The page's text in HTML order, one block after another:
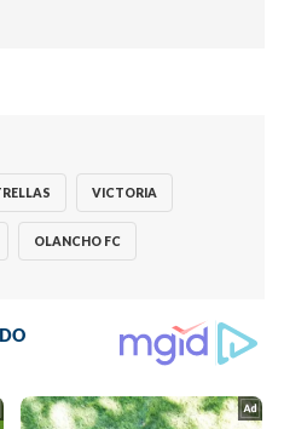
VICTORIA
OLANCHO FC